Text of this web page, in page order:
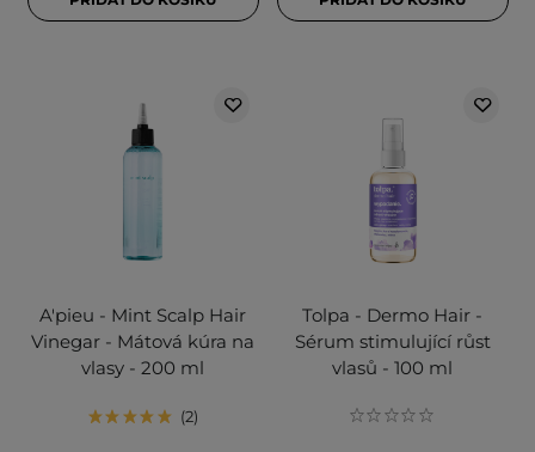
A'pieu - Mint Scalp Hair
Vinegar - Mátová kúra na
vlasy - 200 ml
2
Tolpa - Dermo Hair -
Sérum stimulující růst
vlasů - 100 ml